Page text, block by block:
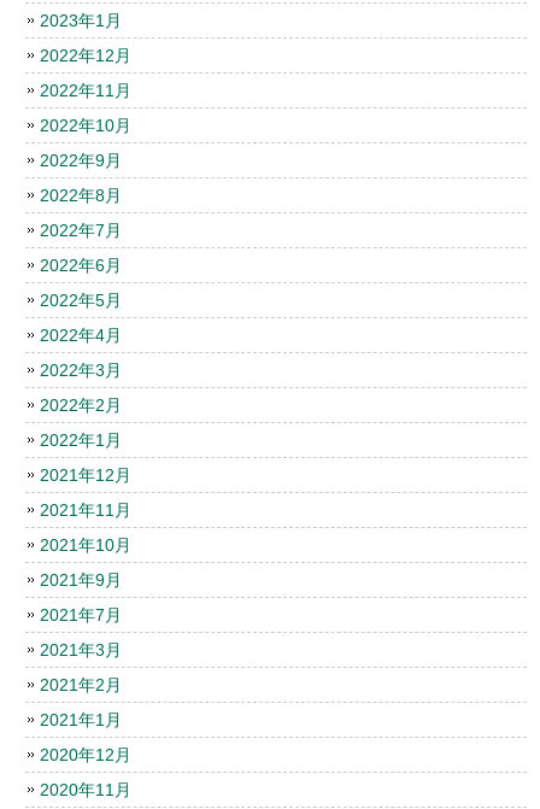
2023年1月
2022年12月
2022年11月
2022年10月
2022年9月
2022年8月
2022年7月
2022年6月
2022年5月
2022年4月
2022年3月
2022年2月
2022年1月
2021年12月
2021年11月
2021年10月
2021年9月
2021年7月
2021年3月
2021年2月
2021年1月
2020年12月
2020年11月